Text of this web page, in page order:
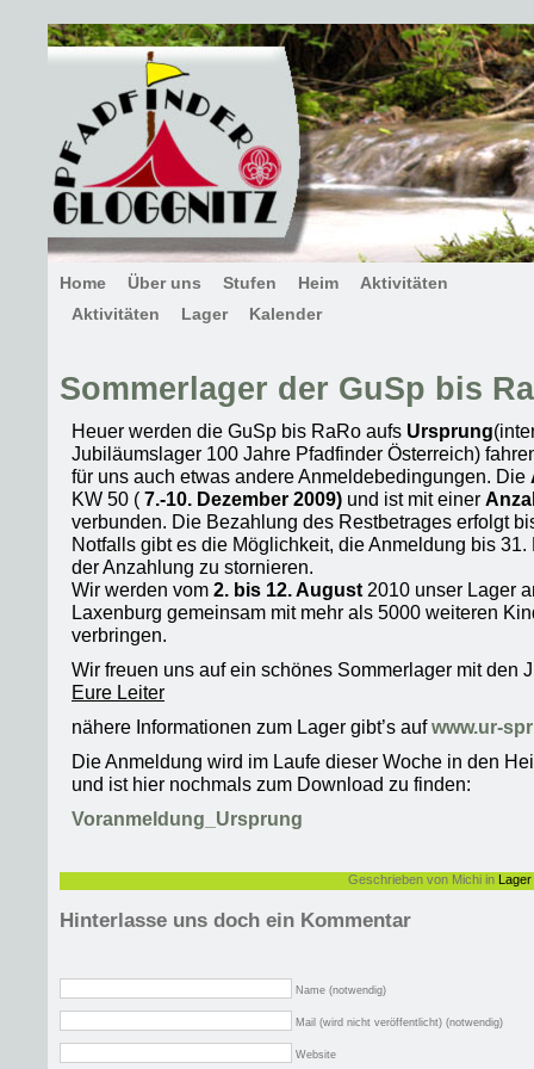
Home Über uns Stufen Heim
Aktivitäten
Aktivitäten
Lager Kalender
Sommerlager der GuSp bis
Heuer werden die GuSp bis RaRo aufs Ursprung
Jubiläumslager 100 Jahre Pfadfinder Österreich)
für uns auch etwas andere Anmeldebedingungen. Die
KW 50 ( 7.-10. Dezember 2009) und ist mit einer
verbunden. Die Bezahlung des Restbetrages erfolgt
Notfalls gibt es die Möglichkeit, die Anmeldung bis 31.
der Anzahlung zu stornieren.
Wir werden vom 2. bis 12. August 2010 unser Lager
Laxenburg gemeinsam mit mehr als 5000 weiteren
verbringen.
Wir freuen uns auf ein schönes Sommerlager mit den
Eure Leiter
nähere Informationen zum Lager gibt’s aufwww.ur-
Die Anmeldung wird im Laufe dieser Woche in den
und ist hier nochmals zum Download zu finden:
Voranmeldung_Ursprung
Geschrieben von Michi in Lager
Hinterlasse uns doch ein Kommentar
Name (notwendig)
Mail (wird nicht veröffentlicht) (notwendig)
Website